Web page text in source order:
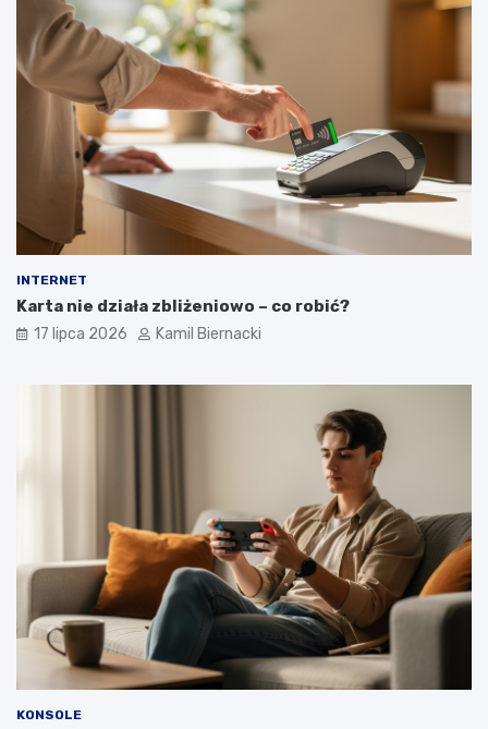
INTERNET
Karta nie działa zbliżeniowo – co robić?
17 lipca 2026 Kamil Biernacki
KONSOLE